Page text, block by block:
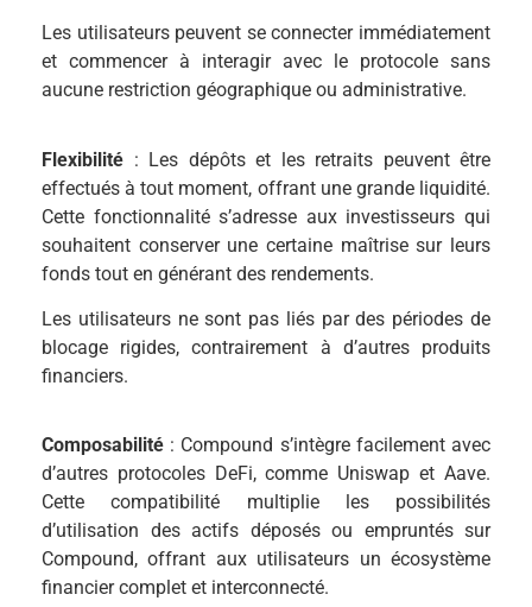
Les utilisateurs peuvent se connecter immédiatement
et commencer à interagir avec le protocole sans
aucune restriction géographique ou administrative.
Flexibilité : Les dépôts et les retraits peuvent être
effectués à tout moment, offrant une grande liquidité.
Cette fonctionnalité s’adresse aux investisseurs qui
souhaitent conserver une certaine maîtrise sur leurs
fonds tout en générant des rendements.
Les utilisateurs ne sont pas liés par des périodes de
blocage rigides, contrairement à d’autres produits
financiers.
Composabilité : Compound s’intègre facilement avec
d’autres protocoles DeFi, comme Uniswap et Aave.
Cette compatibilité multiplie les possibilités
d’utilisation des actifs déposés ou empruntés sur
Compound, offrant aux utilisateurs un écosystème
financier complet et interconnecté.